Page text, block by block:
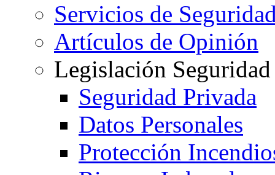
Servicios de
Artículos de Opinión
Legislación Seguridad
Seguridad Privada
Datos Personales
Protección